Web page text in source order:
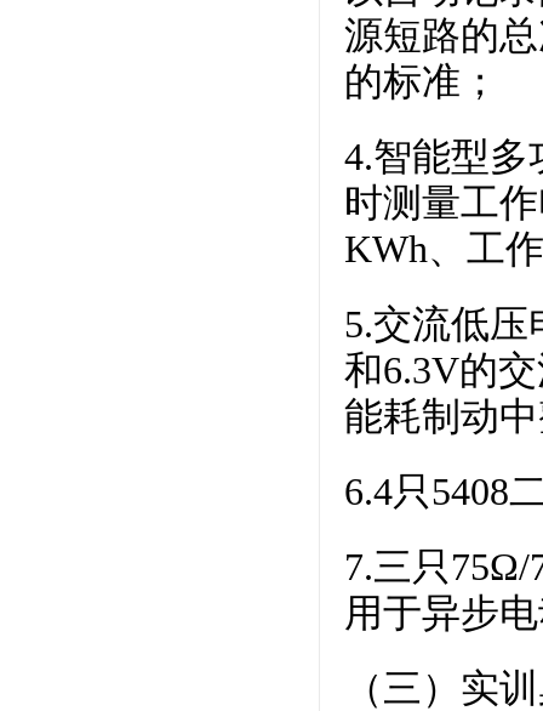
源短路的
的标准；
4.智能型
时测量工
KWh、工
5.交流低压
和6.3V的
能耗制动
6.4只5408
7.三只75Ω/
用于异步
（三）实